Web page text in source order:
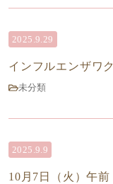
2025.9.29
インフルエンザワ
未分類
2025.9.9
10月7日（火）午